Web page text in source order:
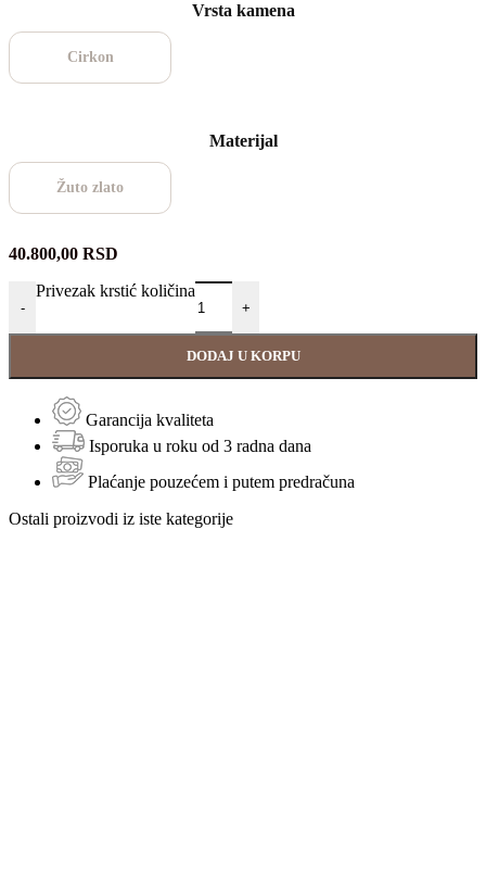
Vrsta kamena
Cirkon
Materijal
Žuto zlato
40.800,00 RSD
-
Privezak krstić količina
+
DODAJ U KORPU
Garancija kvaliteta
Isporuka u roku od 3 radna dana
Plaćanje pouzećem i putem predračuna
Ostali proizvodi iz iste kategorije